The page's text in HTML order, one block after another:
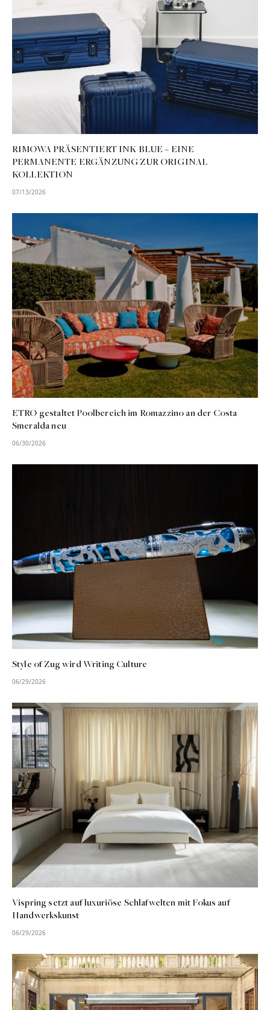
RIMOWA PRÄSENTIERT INK BLUE – EINE
PERMANENTE ERGÄNZUNG ZUR ORIGINAL
KOLLEKTION
07/13/2026
ETRO gestaltet Poolbereich im Romazzino an der Costa
Smeralda neu
06/30/2026
Style of Zug wird Writing Culture
06/29/2026
Vispring setzt auf luxuriöse Schlafwelten mit Fokus auf
Handwerkskunst
06/29/2026